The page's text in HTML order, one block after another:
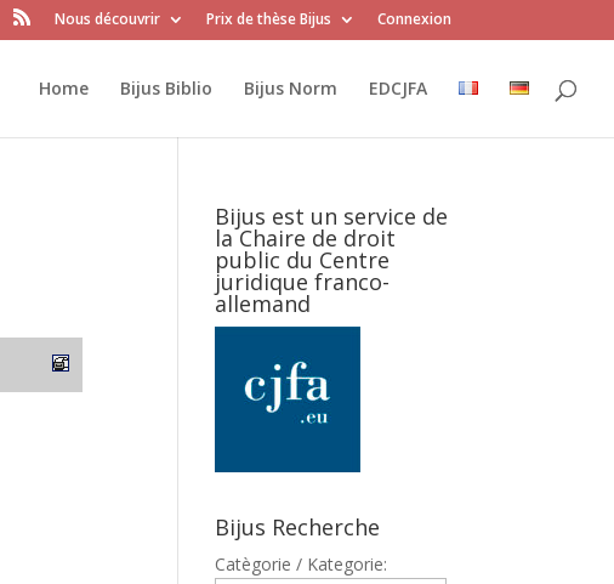
Nous découvrir Prix de thèse Bijus Connexion
Home Bijus Biblio Bijus Norm EDCJFA
Bijus est un service de
la Chaire de droit
public du Centre
juridique franco-
allemand
Bijus Recherche
Catègorie / Kategorie: